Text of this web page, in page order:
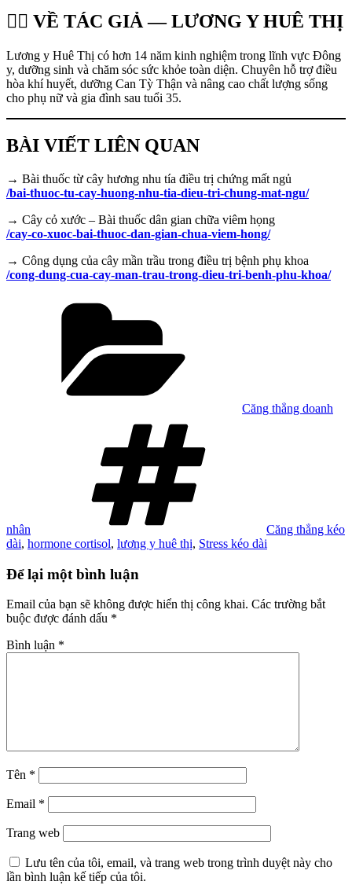
👩‍⚕️ VỀ TÁC GIẢ — LƯƠNG Y HUÊ THỊ
Lương y Huê Thị có hơn 14 năm kinh nghiệm trong lĩnh vực Đông
y, dưỡng sinh và chăm sóc sức khỏe toàn diện. Chuyên hỗ trợ điều
hòa khí huyết, dưỡng Can Tỳ Thận và nâng cao chất lượng sống
cho phụ nữ và gia đình sau tuổi 35.
BÀI VIẾT LIÊN QUAN
→ Bài thuốc từ cây hương nhu tía điều trị chứng mất ngủ
/bai-thuoc-tu-cay-huong-nhu-tia-dieu-tri-chung-mat-ngu/
→ Cây cỏ xước – Bài thuốc dân gian chữa viêm họng
/cay-co-xuoc-bai-thuoc-dan-gian-chua-viem-hong/
→ Công dụng của cây mần trầu trong điều trị bệnh phụ khoa
/cong-dung-cua-cay-man-trau-trong-dieu-tri-benh-phu-khoa/
Căng thẳng doanh
nhân
Căng thẳng kéo
dài, hormone cortisol, lương y huê thị, Stress kéo dài
Để lại một bình luận
Email của bạn sẽ không được hiển thị công khai. Các trường bắt
buộc được đánh dấu *
Bình luận *
Tên *
Email *
Trang web
Lưu tên của tôi, email, và trang web trong trình duyệt này cho
lần bình luận kế tiếp của tôi.